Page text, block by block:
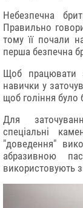
Небезпечна
Правильно
тому її почали
перша безпечна
Щоб працювати
навички у
щоб гоління було
Для
спеціальні
"доведення"
абразивною
використовують